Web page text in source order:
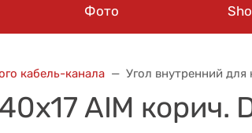
Фото
кабель-канала Угол внутренний для
AIM корич.